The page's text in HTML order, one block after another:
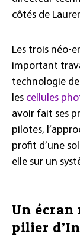
côtés de
Les trois néo-
important
technologie
les cellules
avoir fait ses
pilotes,
profit d’une
elle sur un
Un
pilier